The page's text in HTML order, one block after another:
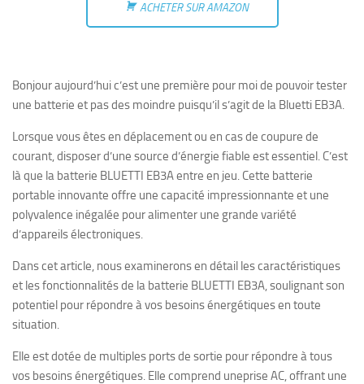
ACHETER SUR AMAZON
Bonjour aujourd’hui c’est une première pour moi de pouvoir tester
une batterie et pas des moindre puisqu’il s’agit de la Bluetti EB3A.
Lorsque vous êtes en déplacement ou en cas de coupure de
courant, disposer d’une source d’énergie fiable est essentiel. C’est
là que la batterie BLUETTI EB3A entre en jeu. Cette batterie
portable innovante offre une capacité impressionnante et une
polyvalence inégalée pour alimenter une grande variété
d’appareils électroniques.
Dans cet article, nous examinerons en détail les caractéristiques
et les fonctionnalités de la batterie BLUETTI EB3A, soulignant son
potentiel pour répondre à vos besoins énergétiques en toute
situation.
Elle est dotée de multiples ports de sortie pour répondre à tous
vos besoins énergétiques. Elle comprend uneprise AC, offrant une